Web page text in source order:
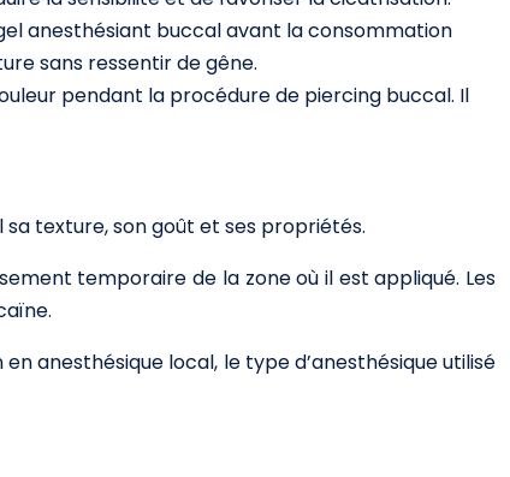
anesthésiant buccal avant la consommation
sans ressentir de gêne.
pendant la procédure de piercing buccal. Il
sa texture, son goût et ses propriétés.
temporaire de la zone où il est appliqué. Les
anesthésique local, le type d’anesthésique utilisé